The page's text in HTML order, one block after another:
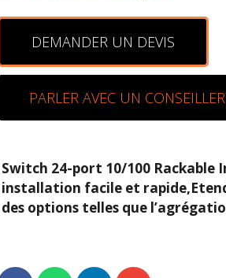
DEMANDER UN DEVIS
PARLER AVEC UN
Switch 24-port 10/100 Rackable
installation facile et
des options telles que